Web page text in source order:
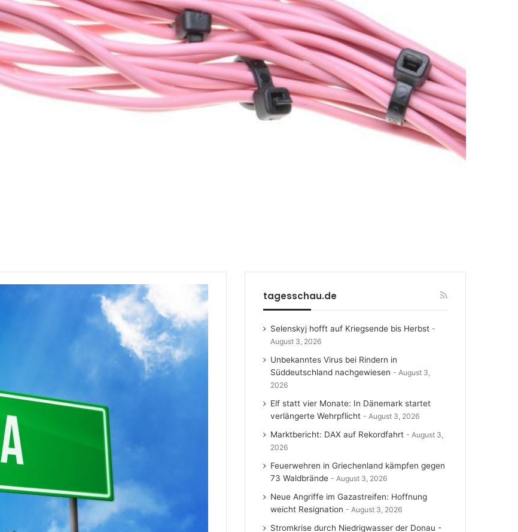
tagesschau.de
Selenskyj hofft auf Kriegsende bis Herbst
August 3, 2026
Unbekanntes Virus bei Rindern in
Süddeutschland nachgewiesen
August 3,
2026
Elf statt vier Monate: In Dänemark startet
verlängerte Wehrpflicht
August 3, 2026
Marktbericht: DAX auf Rekordfahrt
August 3,
2026
Feuerwehren in Griechenland kämpfen gegen
73 Waldbrände
August 3, 2026
Neue Angriffe im Gazastreifen: Hoffnung
weicht Resignation
August 3, 2026
Stromkrise durch Niedrigwasser der Donau -